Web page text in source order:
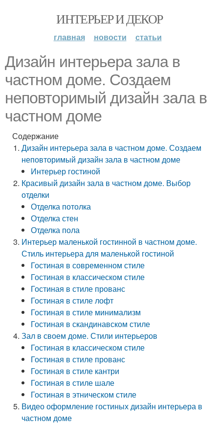
ИНТЕРЬЕР И ДЕКОР
главная новости статьи
Дизайн интерьера зала в
частном доме. Создаем
неповторимый дизайн зала в
частном доме
Содержание
Дизайн интерьера зала в частном доме. Создаем
неповторимый дизайн зала в частном доме
Интерьер гостиной
Красивый дизайн зала в частном доме. Выбор
отделки
Отделка потолка
Отделка стен
Отделка пола
Интерьер маленькой гостинной в частном доме.
Стиль интерьера для маленькой гостиной
Гостиная в современном стиле
Гостиная в классическом стиле
Гостиная в стиле прованс
Гостиная в стиле лофт
Гостиная в стиле минимализм
Гостиная в скандинавском стиле
Зал в своем доме. Стили интерьеров
Гостиная в классическом стиле
Гостиная в стиле прованс
Гостиная в стиле кантри
Гостиная в стиле шале
Гостиная в этническом стиле
Видео оформление гостиных дизайн интерьера в
частном доме